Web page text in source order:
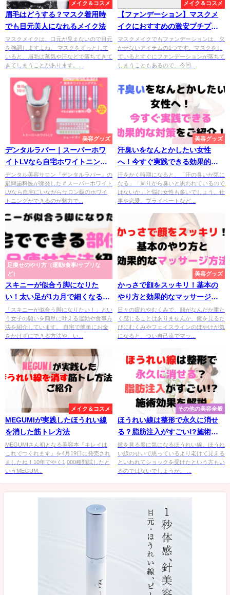
メイク＆コスメ
眉毛はどうする？マスク着用時
でも目元美人になれるメイク法
マスクメイクは、口元が見えないので目元
を強調しますよね。 マスクをずっとして
いると、眉毛は蒸気や汗などで落ちてきて
きてしまうことがあります。...
メイク＆コスメ
【ファンデーション】マスクメ
イクにおすすめの激安プチプラ
10選
マスクメイクでもファンデーションは、欠
かせないアイテムの1つです。マスクをし
ているとすぐにファンデーションが落ちて
しまうこともあるので、今回...
美容グッズ
デンタルラバー｜スーパーホワ
イトLVなら自宅ホワイトニング
もサロン級に！
デンタル美容サロン『デンタルラバー』の
顧問歯科医が開発した＃スーパーホワイト
LVなら自宅にいながらサロン級のホワイ
トニングができるのが魅力で...
美容グッズ
汗臭いをなんとかしたい女性
へ！今すぐ実践できる効果的な
対策をご紹介！
汗をかく時期になると、「汗の臭いが気に
なる」「周りから臭いと思われているので
はないか」と悩む女性も多いでしょう。仕
事や恋愛、プライベートなど...
足痩せのやり方（運動/食事/サプリな
ど）
スキニーが似合う脚になりた
い！太い足が1カ月で細くなる部
位別の足痩せ方法
「スキニーが似合う脚になりたい！」とい
う女子の願いを簡単に叶える運動や食事方
法を紹介しています。 自宅で簡単にお金
をかけずにできる方法や、い...
美容グッズ
かっさで顔をスッキリ！基本の
やり方と効果的なマッサージ方
法
日々の疲れやむくみで、顔がなんだか重た
く感じることはありませんか。鏡を見るた
びにむくみやフェイスラインのぼやけが気
になると、つい自己流でマッ...
メイク＆コスメ
MEGUMIが実践したほうれい線
を消した筋トレ方法
MEGUMIさん初となる美容本『キレイは
これでつくれます』を4月19日に発売され
ましたね！10年でやく1,000種類試したと
いうMEGUM...
その他の美容全般
ほうれい線は整形で永久に消せ
る？脂肪注入がすごい!?施術効
果を解説
鏡を見る度に気になるほうれい線。ほうれ
い線のせいで思っているより老けて見える
といわれてショックを受けたという方もい
るのではないでしょうか。 ...